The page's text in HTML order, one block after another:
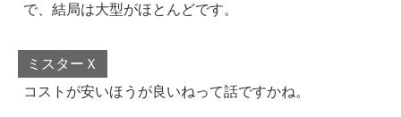
で、結局は大型がほとんどです。
ミスターＸ
コストが安いほうが良いねって話ですかね。